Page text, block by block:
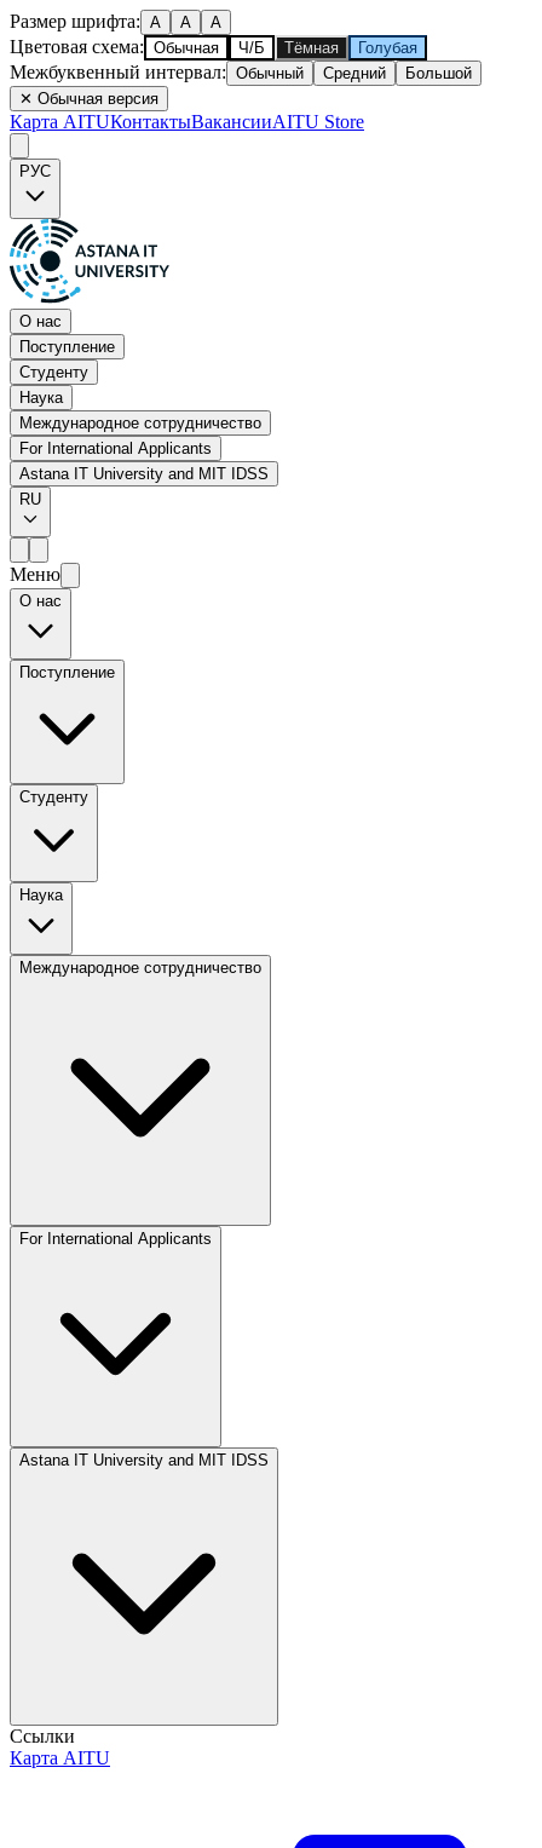
Размер шрифта: A A A
Цветовая схема: Обычная Ч/Б Тёмная Голубая
Межбуквенный интервал: Обычный Средний
Большой
✕ Обычная версия
Карта AITUКонтактыВакансииAITU Store
РУС
О нас
Поступление
Студенту
Наука
Международное сотрудничество
For International Applicants
Astana IT University and MIT IDSS
RU
Меню
О нас
Поступление
Студенту
Наука
Международное сотрудничество
For International Applicants
Astana IT University and MIT IDSS
Ссылки
Карта AITU